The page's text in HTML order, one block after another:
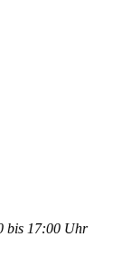
bis 17:00 Uhr